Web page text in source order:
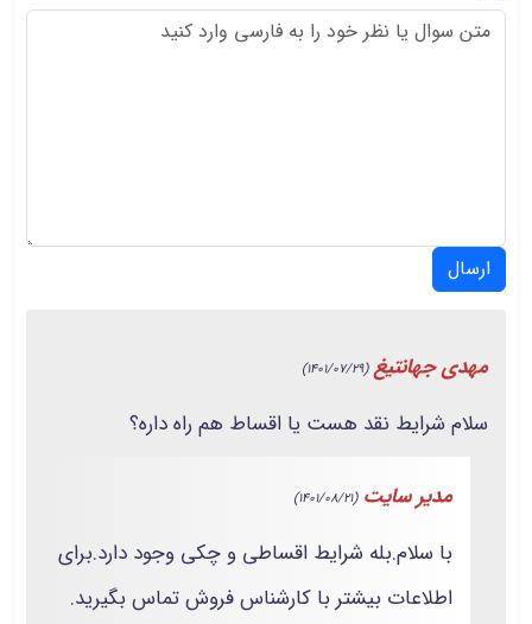
ارسال
مهدی جهانتیغ (1401/07/29)
سلام شرایط نقد هست یا اقساط هم راه داره؟
مدیر سایت (1401/08/21)
با سلام.بله شرایط اقساطی و چکی وجود دارد.برای
اطلاعات بیشتر با کارشناس فروش تماس بگیرید.